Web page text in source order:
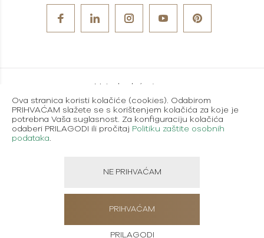
Metode plaćanja
Karijere
Uvjeti korištenja
Created using magic by
Ova stranica koristi kolačiće (cookies). Odabirom
PRIHVAĆAM slažete se s korištenjem kolačića za koje je
potrebna Vaša suglasnost. Za konfiguraciju kolačića
odaberi PRILAGODI ili pročitaj Politiku zaštite osobnih
podataka.
PRILAGODI
NE PRIHVAĆAM
PRIHVAĆAM